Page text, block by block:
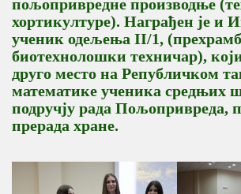
пољопривредне производње
хортикултуре). Награђен је и
ученик одељења II/1,
биотехнолошки техничар), који
друго место на Републичком
математике ученика средњих
подручју рада Пољопривреда,
прерада хране.